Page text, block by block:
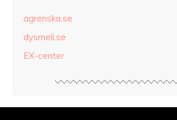
agrenska.se
dysmeli.se
EX-center